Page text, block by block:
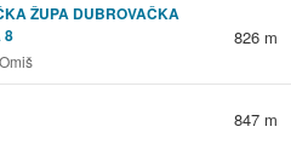
ŽUPA DUBROVAČKA
8
826 m
847 m